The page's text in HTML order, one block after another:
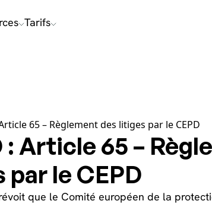
Tarifs
65 – Règlement des litiges par le CEPD
: Article 65 –
le CEPD
que le Comité européen de la